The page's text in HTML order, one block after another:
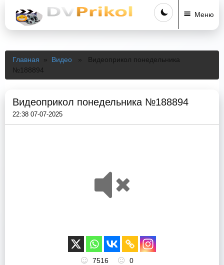
Меню
Главная » Видео » Видеоприкол понедельника
№188894
Видеоприкол понедельника №188894
22:38 07-07-2025
7516 0